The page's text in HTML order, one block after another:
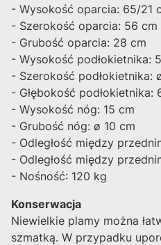
- Wysokość oparcia: 65/21
- Szerokość oparcia: 56 cm
- Grubość oparcia: 28 cm
- Wysokość podłokietnika:
- Szerokość podłokietnika:
- Głębokość podłokietnika:
- Wysokość nóg: 15 cm
- Grubość nóg: ø 10 cm
- Odległość między
- Odległość między
- Nośność: 120 kg
Konserwacja
Niewielkie plamy można
szmatką. W przypadku